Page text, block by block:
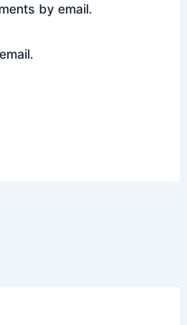
by email.